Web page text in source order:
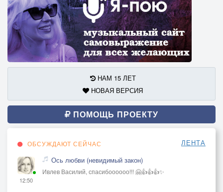
НАМ 15 ЛЕТ
НОВАЯ ВЕРСИЯ
ПОМОЩЬ ПРОЕКТУ
ОБСУЖДАЮТ СЕЙЧАС ЛЕНТА
12:50
Ось любви (невидимый закон)
Ивлев Василий, спасибоооооо!!! 🤗👍👍👍✨